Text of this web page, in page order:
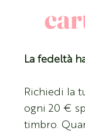
La fedeltà
Richiedi la
ogni 20 €
timbro.